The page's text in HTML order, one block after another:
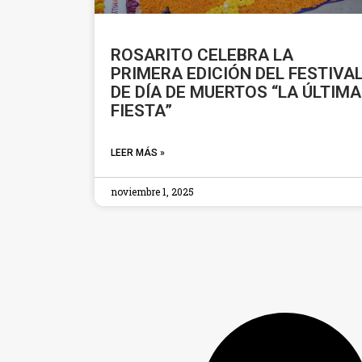
ROSARITO CELEBRA LA
PRIMERA EDICIÓN DEL
DE DÍA DE MUERTOS “LA ÚLTIMA
FIESTA”
LEER MÁS »
noviembre 1, 2025